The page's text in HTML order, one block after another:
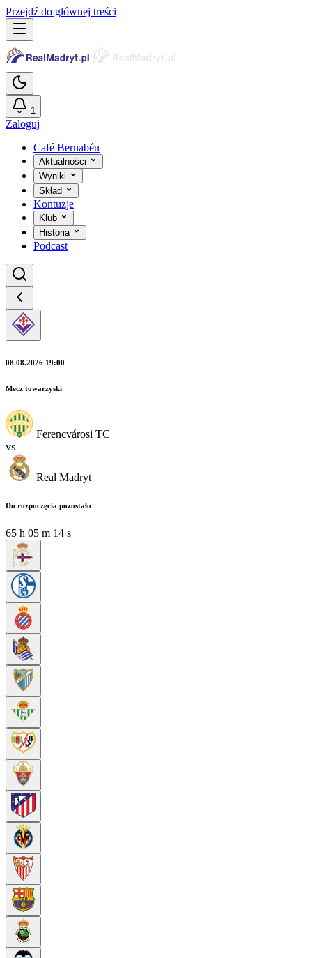
Przejdź do głównej treści
1
Zaloguj
Café Bernabéu
Aktualności
Wyniki
Skład
Kontuzje
Klub
Historia
Podcast
08.08.2026 19:00
Mecz towarzyski
Ferencvárosi TC
vs
Real Madryt
Do rozpoczęcia pozostało
65 h 05 m 12 s